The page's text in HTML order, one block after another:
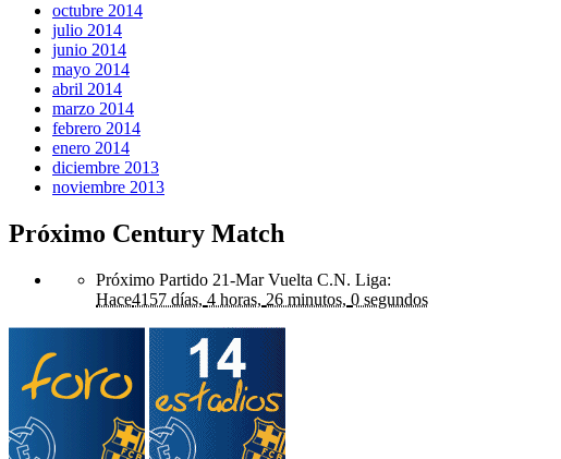
octubre 2014
julio 2014
junio 2014
mayo 2014
abril 2014
marzo 2014
febrero 2014
enero 2014
diciembre 2013
noviembre 2013
Próximo Century Match
Próximo Partido 21-Mar Vuelta C.N. Liga:
Hace4157 días, 4 horas, 26 minutos, 0 segundos